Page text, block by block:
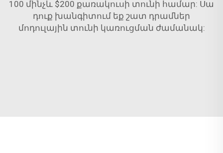
100 մինչև $200 քառակուսի տունի համար: Սա
դուք խանգիտում եք շատ դրամներ
մոդուլային տունի կառուցման ժամանակ: